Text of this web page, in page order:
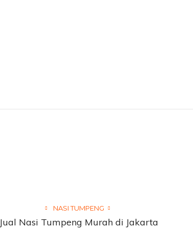
NASI TUMPENG
Jual Nasi Tumpeng Murah di Jakarta